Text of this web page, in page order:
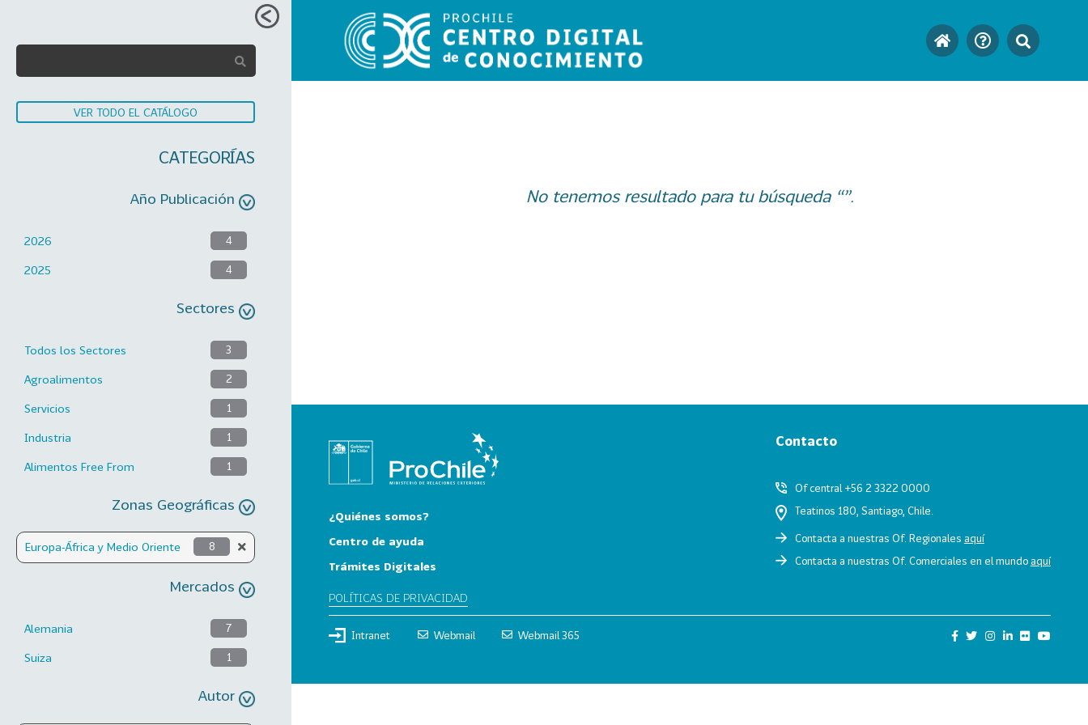
VER TODO EL CATÁLOGO
CATEGORÍAS
Año Publicación
2026 4
2025 4
Sectores
Todos los Sectores 3
Agroalimentos 2
Servicios 1
Industria 1
Alimentos Free From 1
Zonas Geográficas
Europa-África y Medio Oriente 8
Mercados
Alemania 7
Suiza 1
Autor
No tenemos resultado para tu búsqueda “”.
¿Quiénes somos?
Centro de ayuda
Trámites Digitales
POLÍTICAS DE PRIVACIDAD
Contacto
Of central +56 2 3322 0000
Teatinos 180, Santiago, Chile.
Contacta a nuestras Of. Regionales aquí
Contacta a nuestras Of. Comerciales en el mundoaquí
Intranet Webmail Webmail 365